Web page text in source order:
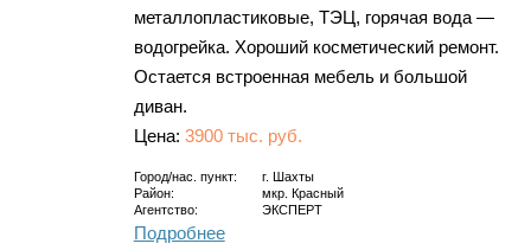
металлопластиковые, ТЭЦ, горячая вода —
водогрейка. Хороший косметический ремонт.
Остается встроенная мебель и большой
диван.
Цена: 3900 тыс. руб.
Город/нас. пункт: г.
Шахты
Район:
мкр. Красный
Агентство:
ЭКСПЕРТ
Подробнее